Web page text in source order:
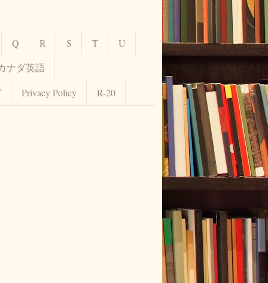
Q R S T
U
ナダ英語
Privacy Policy R-20